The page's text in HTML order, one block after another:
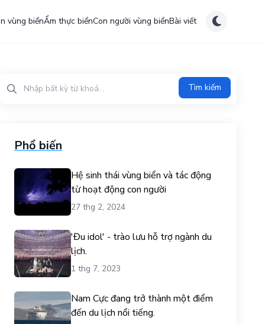
vùng biểnẨm thực biểnCon người vùng biểnBài viết
Tìm kiếm
Phổ biến
Hệ sinh thái vùng biển và tác động
từ hoạt động con người
27 thg 2, 2024
'Đu idol' - trào lưu hỗ trợ ngành du
lịch.
1 thg 7, 2023
Nam Cực đang trở thành một điểm
đến du lịch nổi tiếng.